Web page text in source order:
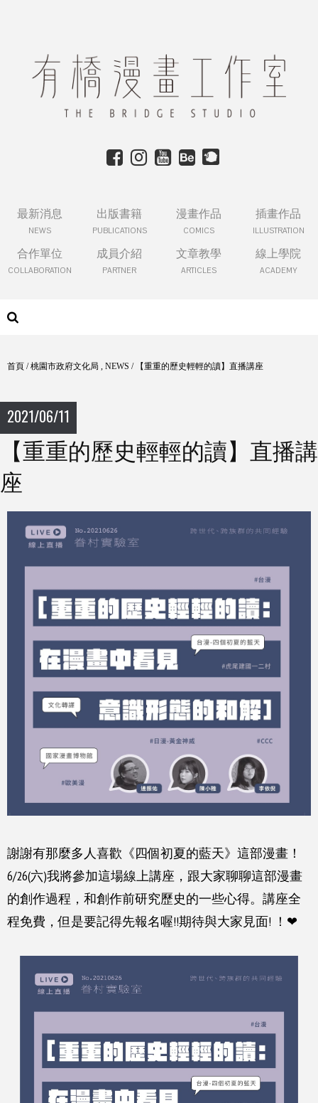
最新消息
NEWS
出版書籍
PUBLICATIONS
漫畫作品
COMICS
插畫作品
ILLUSTRATION
合作單位
COLLABORATION
成員介紹
PARTNER
文章教學
ARTICLES
線上學院
ACADEMY
首頁 /桃園市政府文化局 , NEWS / 【重重的歷史輕輕的讀】直播講座
2021/06/11
【重重的歷史輕輕的讀】直播講
座
謝謝有那麼多人喜歡《四個初夏的藍天》這部漫畫！
6/26(六)我將參加這場線上講座，跟大家聊聊這部漫畫
的創作過程，和創作前研究歷史的一些心得。講座全
程免費，但是要記得先報名喔!!期待與大家見面! ！❤